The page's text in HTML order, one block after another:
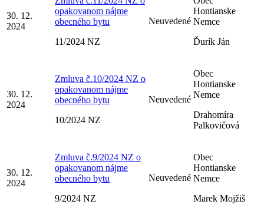
30. 12.
2024
opakovanom nájme
obecného bytu
11/2024 NZ
Neuvedené
Hontianske
Nemce
Ďurík Ján
30. 12.
2024
Zmluva č.10/2024 NZ o
opakovanom nájme
obecného bytu
10/2024 NZ
Neuvedené
Obec
Hontianske
Nemce
Drahomíra
Palkovičová
30. 12.
2024
Zmluva č.9/2024 NZ o
opakovanom nájme
obecného bytu
9/2024 NZ
Neuvedené
Obec
Hontianske
Nemce
Marek Mojžiš